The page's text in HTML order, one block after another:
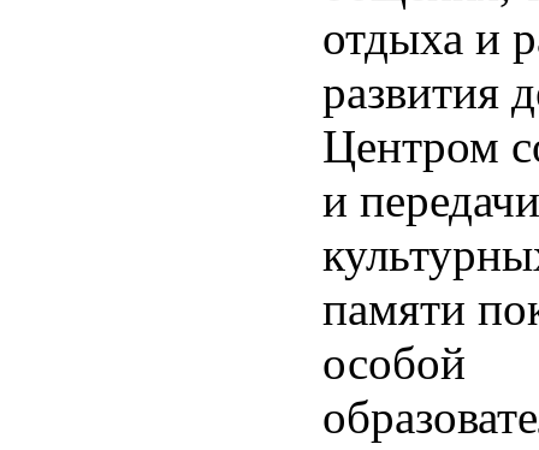
отдыха и
развития
Центром
и передачи
памяти
особой